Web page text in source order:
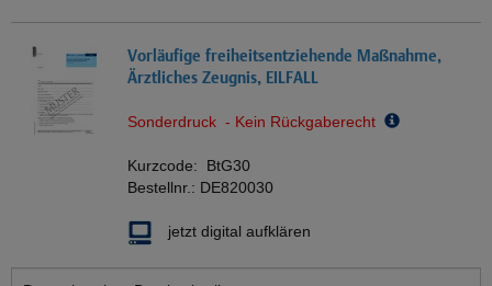
Vorläufige freiheitsentziehende Maßnahme,
Ärztliches Zeugnis, EILFALL
Sonderdruck - Kein Rückgaberecht
Kurzcode: BtG30
Bestellnr.: DE820030
jetzt digital aufklären